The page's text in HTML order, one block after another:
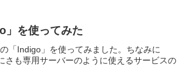
を使ってみた
「Indigo」を使ってみました。ちなみに
さも専用サーバーのように使えるサービスの